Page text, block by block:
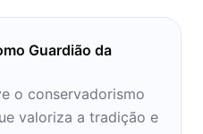
Guardião da
o conservadorismo
valoriza a tradição e